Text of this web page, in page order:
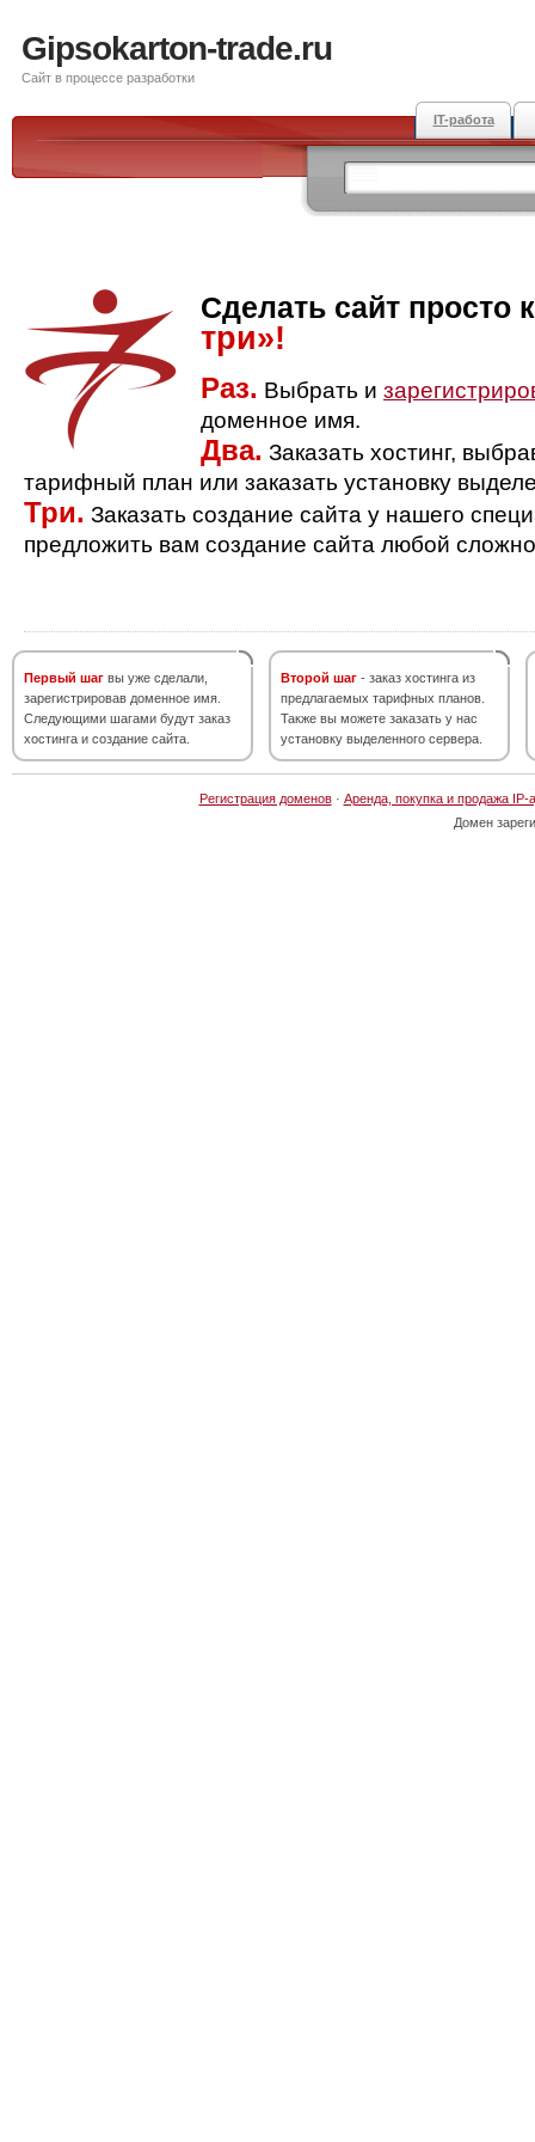
Gipsokarton-trade.ru
Сайт в процессе разработки
IT-работа
Сделать сайт просто
три»!
Раз. Выбрать и
доменное имя.
Два. Заказать хостинг,
тарифный план или заказать установку
Три. Заказать создание сайта у нашего
предложить вам создание сайта любой
Первый шаг вы уже сделали,
зарегистрировав доменное имя.
Следующими шагами будут заказ
хостинга и создание сайта.
Второй шаг - заказ хостинга из
предлагаемых тарифных планов.
Также вы можете заказать у нас
установку выделенного сервера.
Регистрация доменов· Аренда, покупка и продажа IP-
Домен